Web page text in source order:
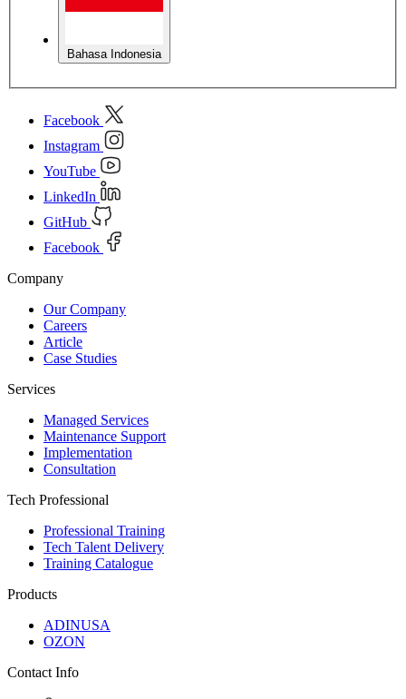
Bahasa Indonesia
Facebook
Instagram
YouTube
LinkedIn
GitHub
Facebook
Company
Our Company
Careers
Article
Case Studies
Services
Managed Services
Maintenance Support
Implementation
Consultation
Tech Professional
Professional Training
Tech Talent Delivery
Training Catalogue
Products
ADINUSA
OZON
Contact Info